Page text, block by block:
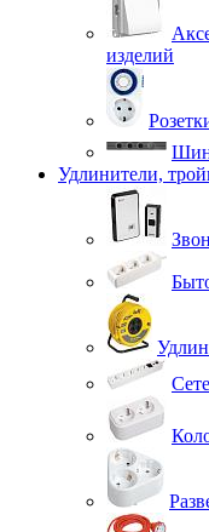
изделий
Удлинители,